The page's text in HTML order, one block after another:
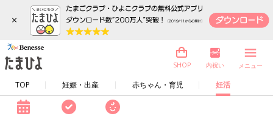
×
TOP 妊娠・出産 赤ちゃん・育児 妊活
SHOP 内祝い メニュー